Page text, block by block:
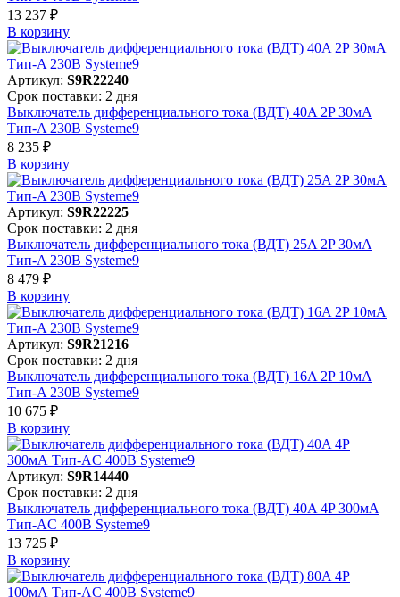
13 237 ₽
В корзинy
Артикул: S9R22240
Срок поставки: 2 дня
Выключатель дифференциального тока (ВДТ) 40A 2P 30мА
Тип-A 230В Systeme9
8 235 ₽
В корзинy
Артикул: S9R22225
Срок поставки: 2 дня
Выключатель дифференциального тока (ВДТ) 25A 2P 30мА
Тип-A 230В Systeme9
8 479 ₽
В корзинy
Артикул: S9R21216
Срок поставки: 2 дня
Выключатель дифференциального тока (ВДТ) 16A 2P 10мА
Тип-A 230В Systeme9
10 675 ₽
В корзинy
Артикул: S9R14440
Срок поставки: 2 дня
Выключатель дифференциального тока (ВДТ) 40A 4P 300мА
Тип-AC 400В Systeme9
13 725 ₽
В корзинy